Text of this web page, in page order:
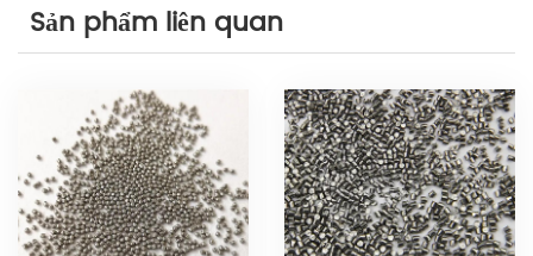
Sản phẩm liên quan